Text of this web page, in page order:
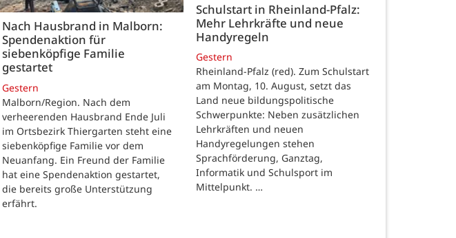
Nach Hausbrand in Malborn:
Spendenaktion für
siebenköpfige Familie
gestartet
Gestern
Malborn/Region. Nach dem
verheerenden Hausbrand Ende Juli
im Ortsbezirk Thiergarten steht eine
siebenköpfige Familie vor dem
Neuanfang. Ein Freund der Familie
hat eine Spendenaktion gestartet,
die bereits große Unterstützung
erfährt.
Schulstart in Rheinland-Pfalz:
Mehr Lehrkräfte und neue
Handyregeln
Gestern
Rheinland-Pfalz (red). Zum Schulstart
am Montag, 10. August, setzt das
Land neue bildungspolitische
Schwerpunkte: Neben zusätzlichen
Lehrkräften und neuen
Handyregelungen stehen
Sprachförderung, Ganztag,
Informatik und Schulsport im
Mittelpunkt. …